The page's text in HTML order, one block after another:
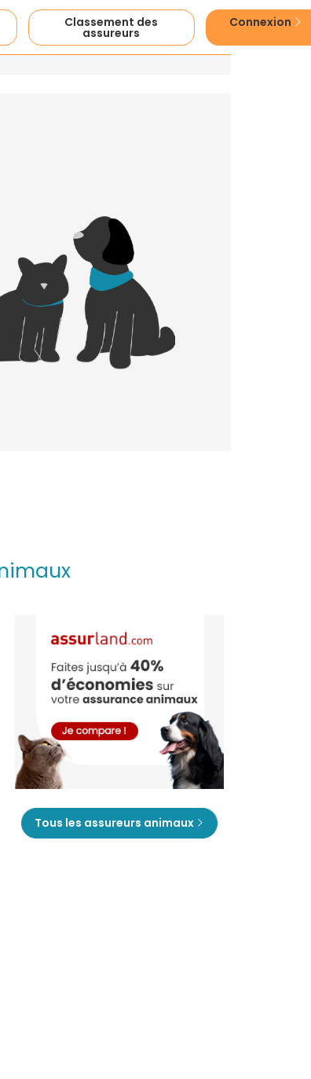
Classement des
assureurs
Connexion
Tous les assureurs animaux